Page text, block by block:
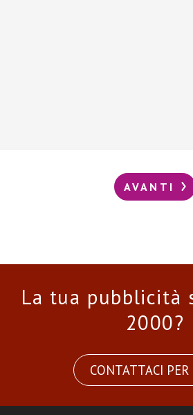
AVANTI
La tua pubblicità
2000?
CONTATTACI